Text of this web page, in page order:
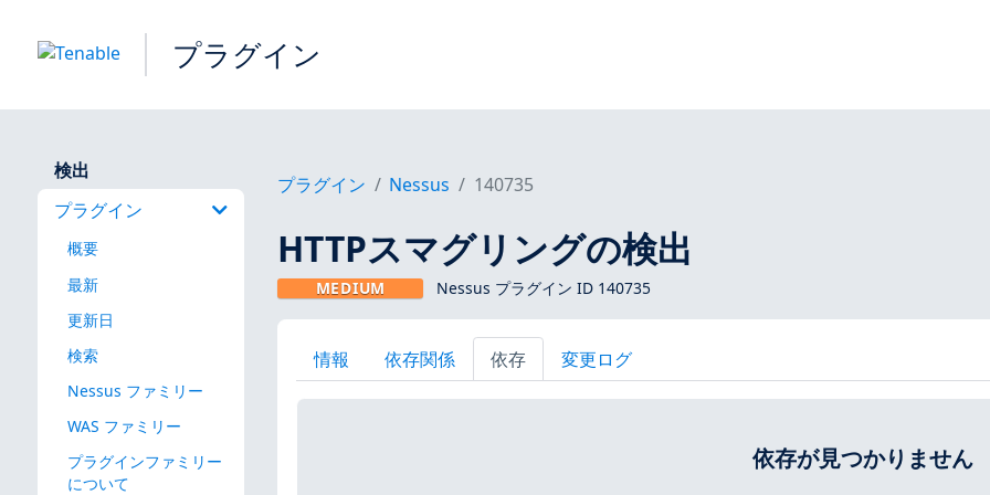
プラグイン
検出
プラグイン
概要
最新
更新日
検索
Nessus ファミリー
WAS ファミリー
プラグインファミリー
について
プラグイン Nessus 140735
HTTPスマグリングの検出
MEDIUM Nessus プラグイン ID 140735
情報 依存関係 依存 変更ログ
依存が見つかりません